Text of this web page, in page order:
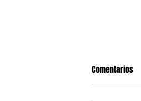
Comentarios